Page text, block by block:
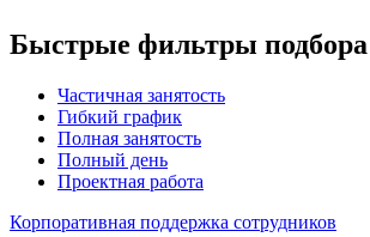
Быстрые фильтры
Частичная занятость
Гибкий график
Полная занятость
Полный день
Проектная работа
Корпоративная поддержка сотрудников